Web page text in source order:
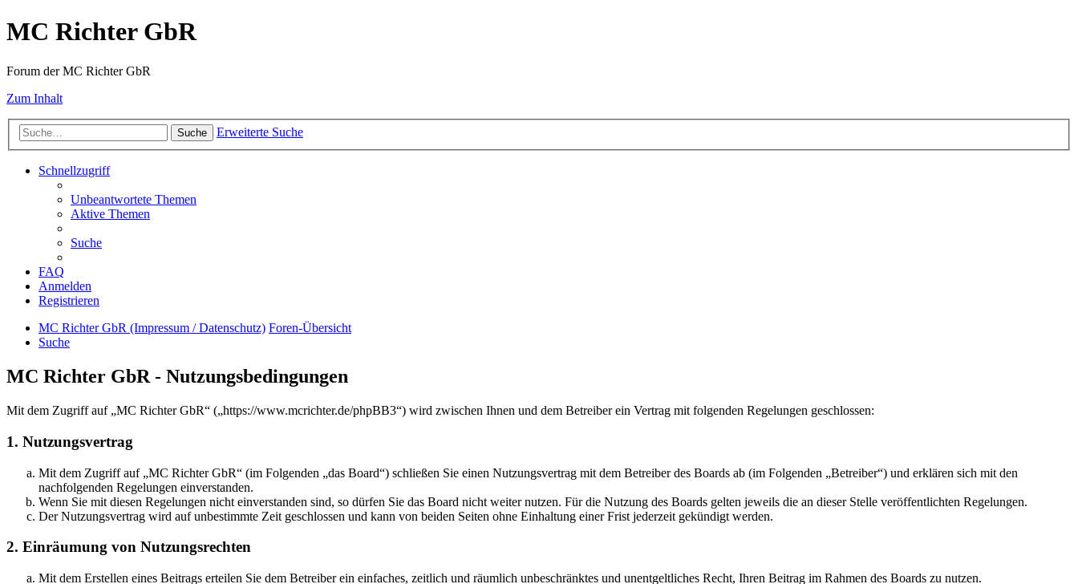
MC Richter GbR
Forum der MC Richter GbR
Zum Inhalt
Suche Erweiterte Suche
Schnellzugriff
Unbeantwortete Themen
Aktive Themen
Suche
FAQ
Anmelden
Registrieren
MC Richter GbR (Impressum / Datenschutz) Foren-Übersicht
Suche
MC Richter GbR - Nutzungsbedingungen
Mit dem Zugriff auf „MC Richter GbR“ („https://www.mcrichter.de/phpBB3“) wird zwischen Ihnen und dem Betreiber ein Vertrag mit folgenden Regelungen geschlossen:
1. Nutzungsvertrag
Mit dem Zugriff auf „MC Richter GbR“ (im Folgenden „das Board“) schließen Sie einen Nutzungsvertrag mit dem Betreiber des Boards ab (im Folgenden „Betreiber“) und erklären sich mit den
nachfolgenden Regelungen einverstanden.
Wenn Sie mit diesen Regelungen nicht einverstanden sind, so dürfen Sie das Board nicht weiter nutzen. Für die Nutzung des Boards gelten jeweils die an dieser Stelle veröffentlichten Regelungen.
Der Nutzungsvertrag wird auf unbestimmte Zeit geschlossen und kann von beiden Seiten ohne Einhaltung einer Frist jederzeit gekündigt werden.
2. Einräumung von Nutzungsrechten
Mit dem Erstellen eines Beitrags erteilen Sie dem Betreiber ein einfaches, zeitlich und räumlich unbeschränktes und unentgeltliches Recht, Ihren Beitrag im Rahmen des Boards zu nutzen.